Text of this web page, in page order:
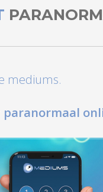
mediums.